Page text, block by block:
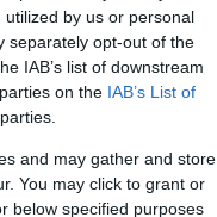
by us or personal
separately opt-out of the
IAB’s list of downstream
on the IAB’s List of
and may gather and store
You may click to grant or
below specified purposes